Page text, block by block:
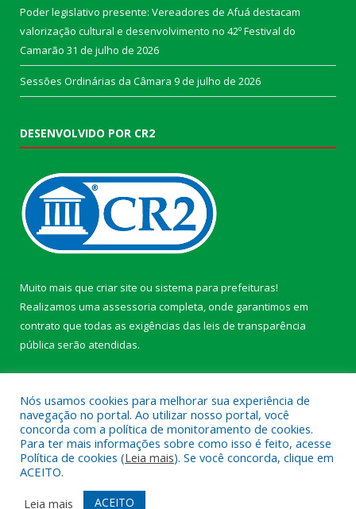
Poder legislativo presente: Vereadores de Afuá destacam
valorização cultural e desenvolvimento no 42º Festival do
Camarão 31 de julho de 2026
Sessões Ordinárias da Câmara 9 de julho de 2026
DESENVOLVIDO POR CR2
Muito mais que criar site ou sistema para prefeituras!
Realizamos uma assessoria completa, onde garantimos em
contrato que todas as exigências das leis de transparência
pública serão atendidas.
Todos os direitos reservados a Câmara Municipal de Afuá.
Mapa do Site
Acessar Área Administrativa
Nós usamos cookies para melhorar sua experiência de
navegação no portal. Ao utilizar nosso portal, você
concorda com a política de monitoramento de cookies.
Para ter mais informações sobre como isso é feito, acesse
Política de cookies (Leia mais). Se você concorda, clique em
ACEITO.
Leia mais
ACEITO